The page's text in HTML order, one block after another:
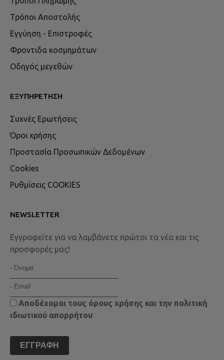
Τρόποι Αποστολής
Εγγύηση - Επιστροφές
Φροντιδα κοσμημάτων
Οδηγός μεγεθών
ΕΞΥΠΗΡΈΤΗΣΗ
Συχνές Ερωτήσεις
Όροι χρήσης
Προστασία Προσωπικών Δεδομένων
Cookies
Ρυθμίσεις COOKIES
NEWSLETTER
Εγγραφείτε για να λαμβάνετε πρώτοι τα νέα και τις
προσφορές μας!
Αποδέχομαι τους όρους χρήσης και την πολιτική
ιδιωτικού απορρήτου
ΕΓΓΡΑΦΉ